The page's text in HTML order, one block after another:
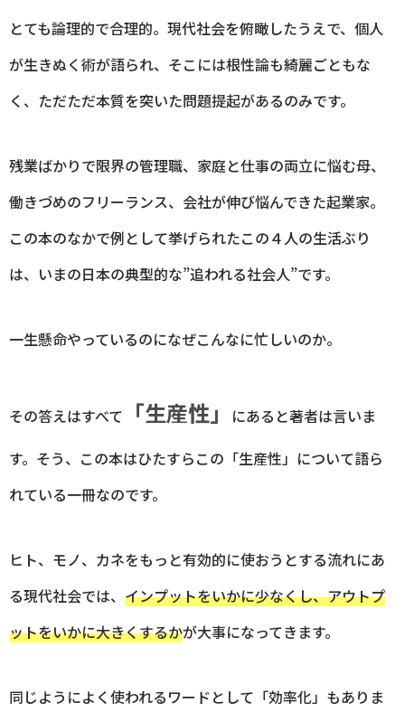
とても論理的で合理的。現代社会を俯瞰したうえで、個人
が生きぬく術が語られ、そこには根性論も綺麗ごともな
く、ただただ本質を突いた問題提起があるのみです。
残業ばかりで限界の管理職、家庭と仕事の両立に悩む母、
働きづめのフリーランス、会社が伸び悩んできた起業家。
この本のなかで例として挙げられたこの４人の生活ぶり
は、いまの日本の典型的な”追われる社会人”です。
一生懸命やっているのになぜこんなに忙しいのか。
その答えはすべて 「生産性」
にあると著者は言いま
す。そう、この本はひたすらこの「生産性」について語ら
れている一冊なのです。
ヒト、モノ、カネをもっと有効的に使おうとする流れにあ
る現代社会では、 インプットをいかに少なくし、アウトプ
ットをいかに大きくするかが大事になってきます。
同じようによく使われるワードとして「効率化」もありま